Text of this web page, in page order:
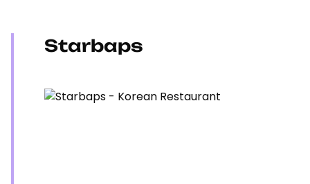
Starbaps